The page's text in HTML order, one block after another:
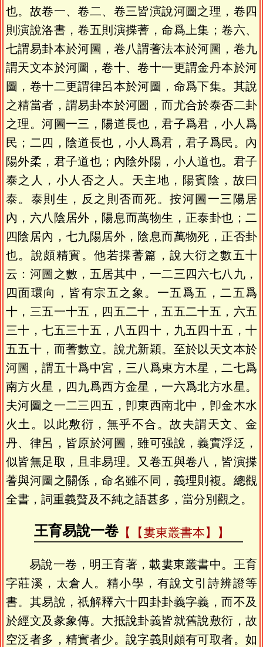
也。故卷一、卷二、卷三皆演說河圖之理，卷四
則演說洛書，卷五則演揲蓍，命爲上集；卷六、
七謂易卦本於河圖，卷八謂蓍法本於河圖，卷九
謂天文本於河圖，卷十、卷十一更謂金丹本於河
圖，卷十二更謂律呂本於河圖，命爲下集。其說
之精當者，謂易卦本於河圖，而尤合於泰否二卦
之理。河圖一三，陽道長也，君子爲君，小人爲
民；二四，陰道長也，小人爲君，君子爲民。內
陽外柔，君子道也；內陰外陽，小人道也。君子
泰之人，小人否之人。天主地，陽賓陰，故曰
泰。泰則生，反之則否而死。按河圖一三陽居
內，六八陰居外，陽息而萬物生，正泰卦也；二
四陰居內，七九陽居外，陰息而萬物死，正否卦
也。說頗精實。他若揲蓍篇，說大衍之數五十
云：河圖之數，五居其中，一二三四六七八九，
四面環向，皆有宗五之象。一五爲五，二五爲
十，三五一十五，四五二十，五五二十五，六五
三十，七五三十五，八五四十，九五四十五，十
五五十，而蓍數立。說尤新穎。至於以天文本於
河圖，謂五十爲中宮，三八爲東方木星，二七爲
南方火星，四九爲西方金星，一六爲北方水星。
夫河圖之一二三四五，卽東西南北中，卽金木水
火土。以此敷衍，無乎不合。故夫謂天文、金
丹、律呂，皆原於河圖，雖可强說，義實浮泛，
似皆無足取，且非易理。又卷五與卷八，皆演揲
蓍與河圖之關係，命名雖不同，義理則複。總觀
全書，詞重義贅及不純之語甚多，當分別觀之。
王育易說一卷 【婁東叢書本】
易說一卷，明王育著，載婁東叢書中。王育
字莊溪，太倉人。精小學，有說文引詩辨證等
書。其易說，祇解釋六十四卦卦義字義，而不及
於經文及彖象傳。大抵說卦義皆就舊說敷衍，故
空泛者多，精實者少。說字義則頗有可取者。如